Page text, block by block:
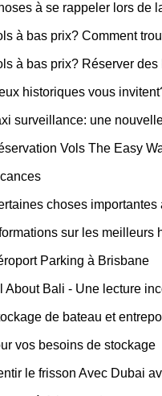
à se rappeler lors de
à bas prix? Comment
à bas prix? Réserver
historiques vous
surveillance: une
Vols The Easy
choses
sur les meilleurs
Parking à Brisbane
About Bali - Une lecture
de bateau et
vos besoins de stockage
le frisson Avec Dubai